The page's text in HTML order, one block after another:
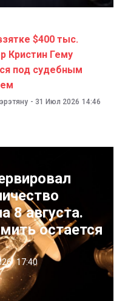
$400 тыс.
Кристин Гему
под судебным
- 31 Июл 2026 14:46
8 августа.
остается
17:40